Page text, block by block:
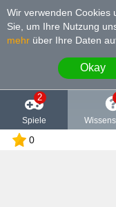
Wir verwenden Cookies
Sie, um Ihre Nutzung
mehr über Ihre Daten
Okay
2
Spiele
0